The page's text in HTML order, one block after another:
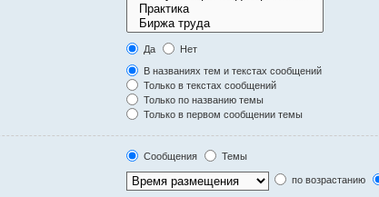
Да
Нет
В названиях тем и текстах сообщений
Только в текстах сообщений
Только по названию темы
Только в первом сообщении темы
Сообщения
Темы
по возрастанию